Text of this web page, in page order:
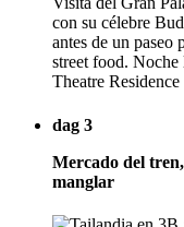
con su célebre
antes de un
street food.
Theatre Residence
dag 3
Mercado del
manglar